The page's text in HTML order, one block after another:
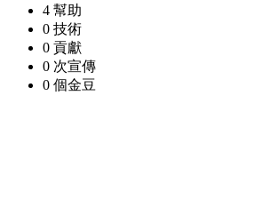
4 幫助
0 技術
0 貢獻
0 次宣傳
0 個金豆